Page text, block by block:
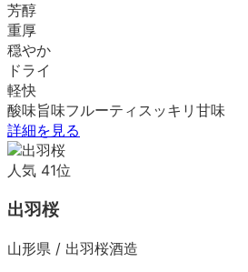
芳醇
重厚
穏やか
ドライ
軽快
酸味旨味フルーティ スッキリ 甘味
詳細を見る
人気 41位
出羽桜
山形県 / 出羽桜酒造